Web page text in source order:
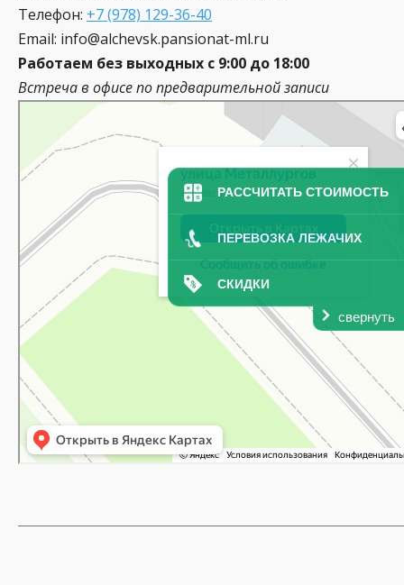
РАССЧИТАТЬ СТОИМОСТЬ
ПЕРЕВОЗКА ЛЕЖАЧИХ
СКИДКИ
свернуть
Телефон: +7 (978) 129-36-40
Email: info@alchevsk.pansionat-ml.ru
Работаем без выходных с 9:00 до 18:00
Встреча в офисе по предварительной записи
Яндекс Карты
Улица Металлургов — Яндекс Карты